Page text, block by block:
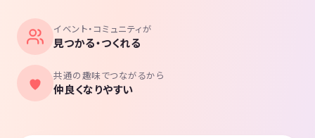
イベント・コミュニティが
見つかる・つくれる
共通の趣味でつながるから
仲良くなりやすい